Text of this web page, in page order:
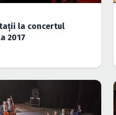
la concertul
2017